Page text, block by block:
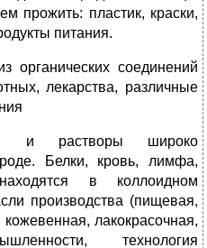
прожить: пластик, краски,
питания.
органических соединений
лекарства, различные
и растворы широко
Белки, кровь, лимфа,
в коллоидном
производства (пищевая,
кожевенная, лакокрасочная,
технология